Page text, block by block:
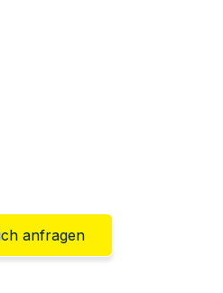
anfragen